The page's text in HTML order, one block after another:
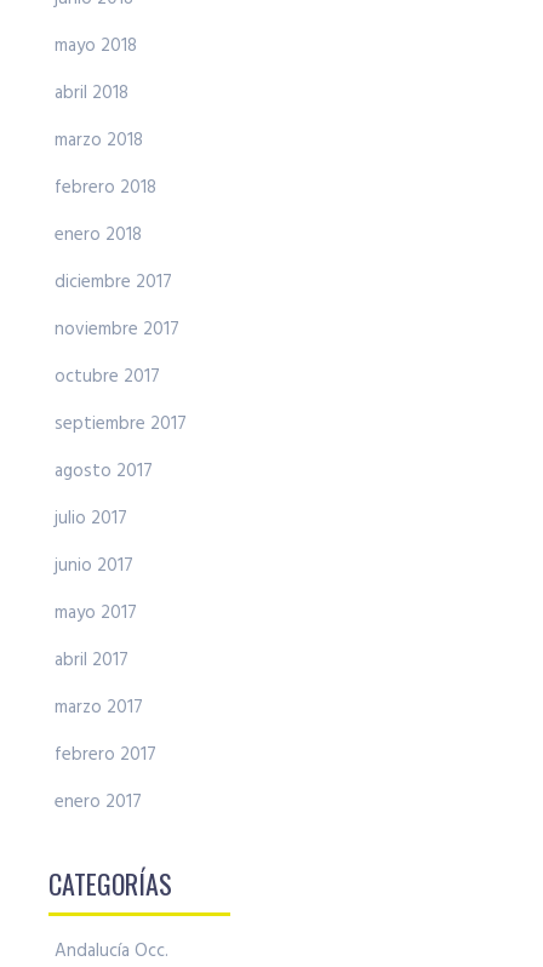
mayo 2018
abril 2018
marzo 2018
febrero 2018
enero 2018
diciembre 2017
noviembre 2017
octubre 2017
septiembre 2017
agosto 2017
julio 2017
junio 2017
mayo 2017
abril 2017
marzo 2017
febrero 2017
enero 2017
CATEGORÍAS
Andalucía Occ.